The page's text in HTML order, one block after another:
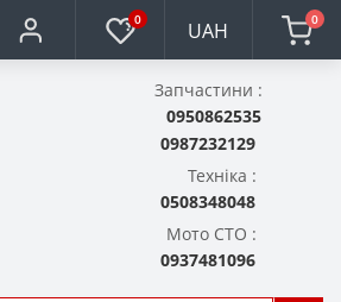
0 UAH 0
Запчастини :
0950862535
0987232129
Техніка :
0508348048
Мото СТО :
0937481096